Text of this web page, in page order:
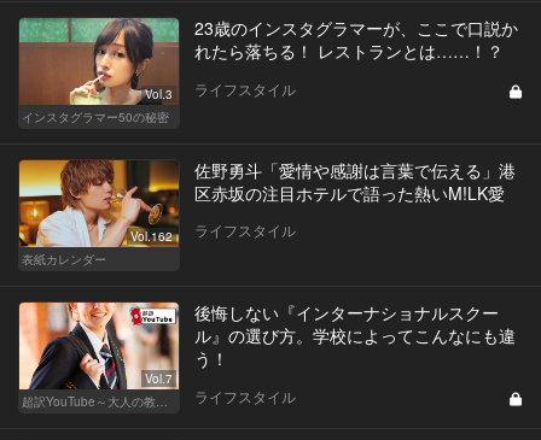
Vol.3
インスタグラマー50の秘密
23歳のインスタグラマーが、ここで口説か
れたら落ちる！ レストランとは……！？
ライフスタイル
Vol.162
表紙カレンダー
佐野勇斗「愛情や感謝は言葉で伝える」港
区赤坂の注目ホテルで語った熱いM!LK愛
ライフスタイル
Vol.7
超訳YouTube～大人の教養講座～
後悔しない『インターナショナルスクー
ル』の選び方。学校によってこんなにも違
う！
ライフスタイル